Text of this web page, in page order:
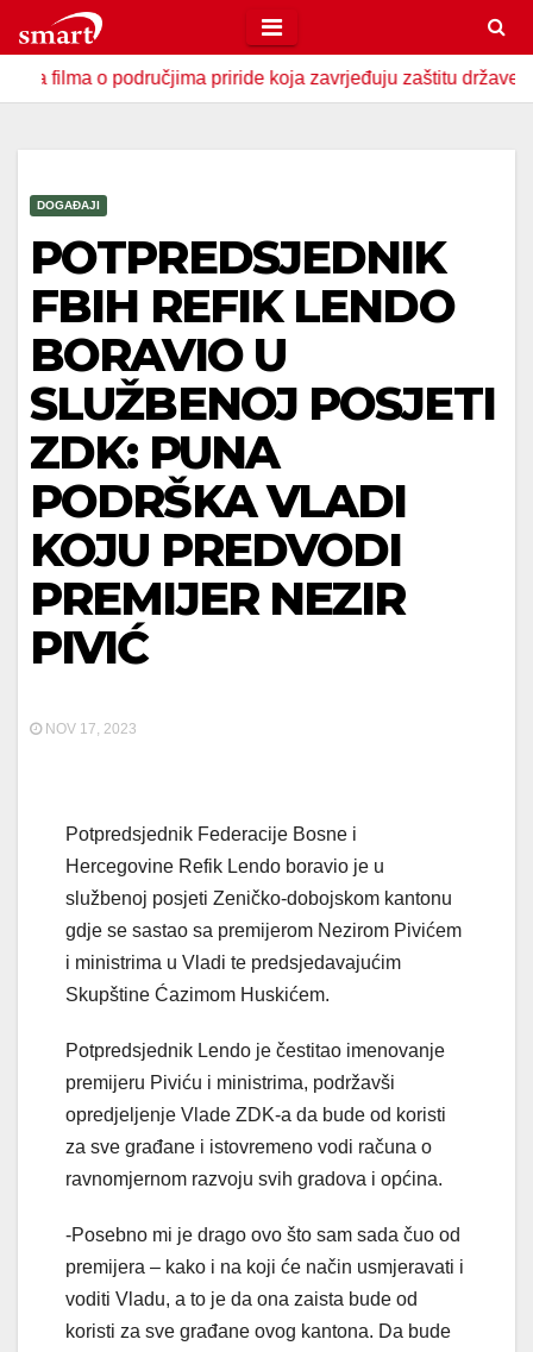
to
content
područjima priride koja zavrjeđuju zaštitu države U
DOGAĐAJI
POTPREDSJEDNIK
FBIH REFIK LENDO
BORAVIO U
SLUŽBENOJ POSJETI
ZDK: PUNA
PODRŠKA VLADI
KOJU PREDVODI
PREMIJER NEZIR
PIVIĆ
NOV 17, 2023
Potpredsjednik Federacije Bosne i
Hercegovine Refik Lendo boravio je u
službenoj posjeti Zeničko-dobojskom kantonu
gdje se sastao sa premijerom Nezirom Pivićem
i ministrima u Vladi te predsjedavajućim
Skupštine Ćazimom Huskićem.
Potpredsjednik Lendo je čestitao imenovanje
premijeru Piviću i ministrima, podržavši
opredjeljenje Vlade ZDK-a da bude od koristi
za sve građane i istovremeno vodi računa o
ravnomjernom razvoju svih gradova i općina.
-Posebno mi je drago ovo što sam sada čuo od
premijera – kako i na koji će način usmjeravati i
voditi Vladu, a to je da ona zaista bude od
koristi za sve građane ovog kantona. Da bude